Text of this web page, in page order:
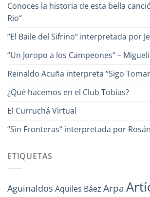
Conoces la historia de esta bella
Rio“
“El Baile del Sifrino“ interpretada por
“Un Joropo a los Campeones“ –
Reinaldo Acuña interpreta “Sigo
¿Qué hacemos en el Club Tobías?
El Curruchá Virtual
“Sin Fronteras“ interpretada por
ETIQUETAS
Aguinaldos Aquiles Báez Arpa